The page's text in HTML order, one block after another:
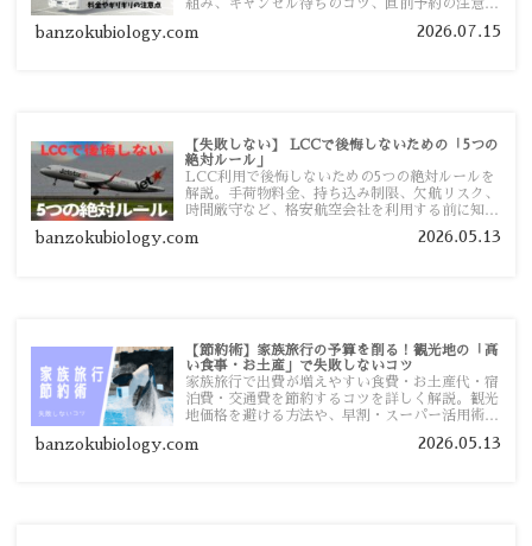
組み、キャンセル待ちのコツ、直前予約の注意点
banzokubiology.com 2026.07.15
【失敗しない】 LCCで後悔しないための「5つの
絶対ルール」
LCC利用で後悔しないための5つの絶対ルールを
解説。手荷物料金、持ち込み制限、欠航リスク、
時間厳守など、格安航空会社を利用する前に知っ
す。
banzokubiology.com 2026.05.13
【節約術】家族旅行の予算を削る！観光地の「高
い食事・お土産」で失敗しないコツ
家族旅行で出費が増えやすい食費・お土産代・宿
泊費・交通費を節約するコツを詳しく解説。観光
地価格を避ける方法や、早割・スーパー活用術、
banzokubiology.com 2026.05.13